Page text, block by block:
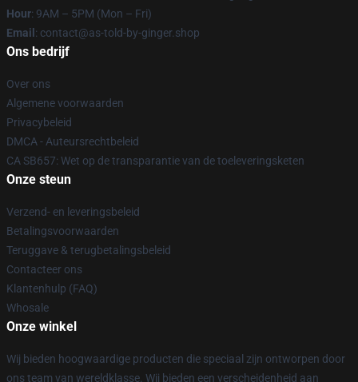
Hour: 9AM – 5PM (Mon – Fri)
Email : contact@as-told-by-ginger.shop
Ons bedrijf
Over ons
Algemene voorwaarden
Privacybeleid
DMCA - Auteursrechtbeleid
CA SB657: Wet op de transparantie van de toeleveringsketen
Onze steun
Verzend- en leveringsbeleid
Betalingsvoorwaarden
Teruggave & terugbetalingsbeleid
Contacteer ons
Klantenhulp (FAQ)
Whosale
Onze winkel
Wij bieden hoogwaardige producten die speciaal zijn ontworpen door
ons team van wereldklasse. Wij bieden een verscheidenheid aan